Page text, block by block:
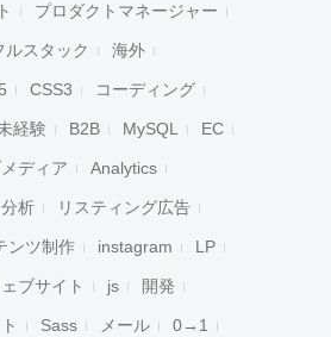
プロダクトマネージャー
ルスタック 海外
CSS3 コーディング
経験 B2B MySQL EC
ディア Analytics
析 リスティング広告
ンツ制作 instagram LP
ブサイト js 開発
Sass メール 0→1